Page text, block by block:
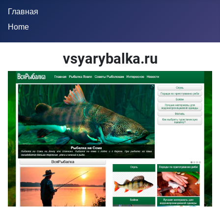
Главная
Home
vsyarybalka.ru